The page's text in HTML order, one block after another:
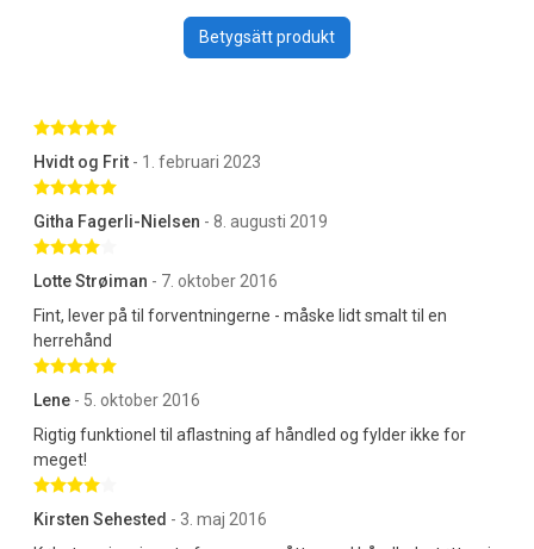
Betygsätt produkt
Betygsatt 5 av 5 stjärnor
Hvidt og Frit - 1. februari 2023
Betygsatt 5 av 5 stjärnor
Githa Fagerli-Nielsen - 8. augusti 2019
Lotte Strøiman - 7. oktober 2016
Fint, lever på til forventningerne - måske lidt smalt til en
herrehånd
Betygsatt 5 av 5 stjärnor
Lene - 5. oktober 2016
Rigtig funktionel til aflastning af håndled og fylder ikke for
meget!
Kirsten Sehested - 3. maj 2016